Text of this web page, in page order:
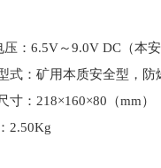
压：6.5V～9.0V DC（本安
式：矿用本质安全型，防
寸：218×160×80（mm）
2.50Kg